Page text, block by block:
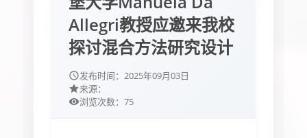
Allegri教授应邀来我校
探讨混合方法研究设计
发布时间： 2025年09月03日
来源：
浏览次数： 75